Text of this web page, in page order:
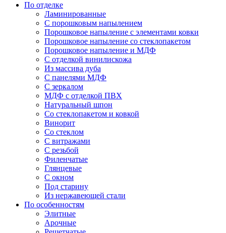
По отделке
Ламинированные
С порошковым напылением
Порошковое напыление с элементами ковки
Порошковое напыление со стеклопакетом
Порошковое напыление и МДФ
С отделкой винилискожа
Из массива дуба
С панелями МДФ
С зеркалом
МДФ с отделкой ПВХ
Натуральный шпон
Со стеклопакетом и ковкой
Винорит
Со стеклом
С витражами
С резьбой
Филенчатые
Глянцевые
С окном
Под старину
Из нержавеющей стали
По особенностям
Элитные
Арочные